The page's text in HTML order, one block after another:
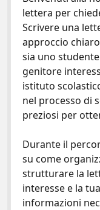
b
o
o
k
er
t
lettera per
Scrivere una
approccio
sia uno
genitore
istituto
nel processo di
preziosi per
Durante il
su come
strutturare la
interesse e la
informazioni